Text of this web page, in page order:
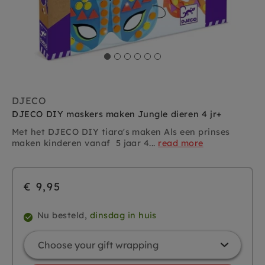
DJECO
DJECO DIY maskers maken Jungle dieren 4 jr+
Met het DJECO DIY tiara's maken Als een prinses
maken kinderen vanaf 5 jaar 4... read more
€ 9,95
Nu besteld, dinsdag in huis